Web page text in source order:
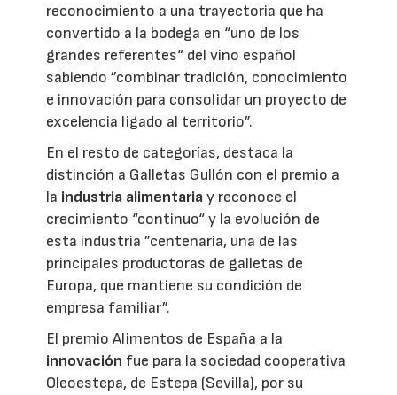
reconocimiento a una trayectoria que ha
convertido a la bodega en “uno de los
grandes referentes“ del vino español
sabiendo ”combinar tradición, conocimiento
e innovación para consolidar un proyecto de
excelencia ligado al territorio”.
En el resto de categorías, destaca la
distinción a Galletas Gullón con el premio a
la industria alimentariay reconoce el
crecimiento “continuo“ y la evolución de
esta industria ”centenaria, una de las
principales productoras de galletas de
Europa, que mantiene su condición de
empresa familiar”.
El premio Alimentos de España a la
innovación fue para la sociedad cooperativa
Oleoestepa, de Estepa (Sevilla), por su